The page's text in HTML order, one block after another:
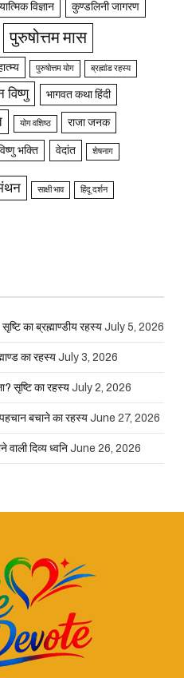
विज्ञान कुण्डलिनी जागरण
पुरुषोत्तम मास
पुरुषोत्तम योग ब्रह्मांड रहस्य
विष्णु भागवत कथा हिंदी
योग वशिष्ठ राजा जनक
भक्ति वेदांत शेषनाग
साक्षी भाव हिंदू दर्शन
का ब्रह्माण्डीय रहस्य July 5, 2026
का रहस्य July 3, 2026
सृष्टि का रहस्य July 2, 2026
बचाने का रहस्य June 27, 2026
वाली दिव्य ध्वनि June 26, 2026